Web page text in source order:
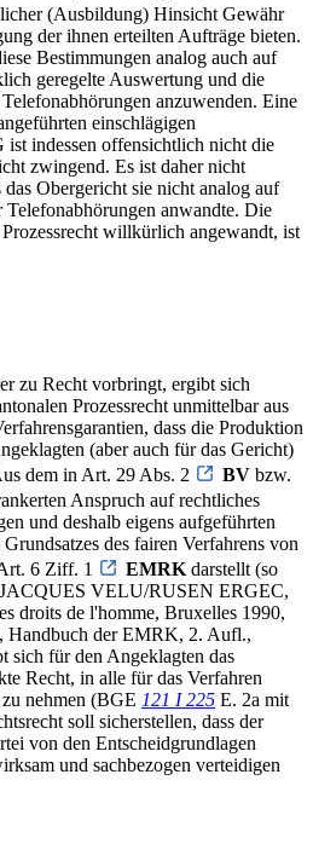
(Ausbildung) Hinsicht Gewähr
der ihnen erteilten Aufträge bieten.
Bestimmungen analog auch auf
geregelte Auswertung und die
anzuwenden. Eine
einschlägigen
indessen offensichtlich nicht die
zwingend. Es ist daher nicht
Obergericht sie nicht analog auf
anwandte. Die
willkürlich angewandt, ist
zu Recht vorbringt, ergibt sich
Prozessrecht unmittelbar aus
dass die Produktion
(aber auch für das Gericht)
dem in Art. 29 Abs. 2
BV bzw.
Anspruch auf rechtliches
und deshalb eigens aufgeführten
des fairen Verfahrens von
6 Ziff. 1 EMRK darstellt (so
VELU/RUSEN ERGEC,
droits de l'homme, Bruxelles 1990,
der EMRK, 2. Aufl.,
sich für den Angeklagten das
Recht, in alle für das Verfahren
nehmen (BGE 121 I 225 E. 2a mit
soll sicherstellen, dass der
von den Entscheidgrundlagen
und sachbezogen verteidigen